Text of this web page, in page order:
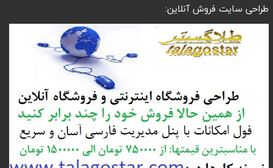
طراحی سایت فروش آنلاین: